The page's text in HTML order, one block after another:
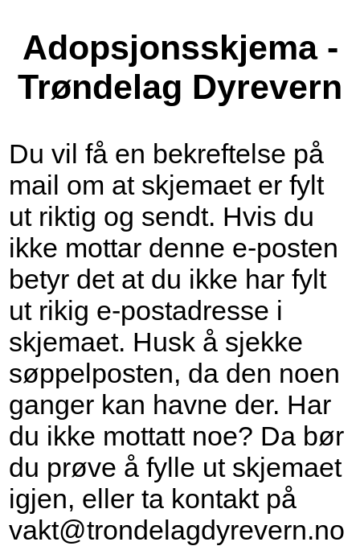
Adopsjonsskjema -
Trøndelag Dyrevern
Du vil få en bekreftelse på
mail om at skjemaet er fylt
ut riktig og sendt. Hvis du
ikke mottar denne e-posten
betyr det at du ikke har fylt
ut rikig e-postadresse i
skjemaet. Husk å sjekke
søppelposten, da den noen
ganger kan havne der. Har
du ikke mottatt noe? Da bør
du prøve å fylle ut skjemaet
igjen, eller ta kontakt på
vakt@trondelagdyrevern.no